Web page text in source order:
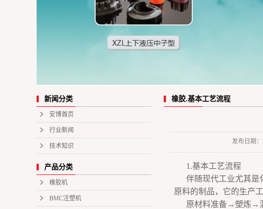
新闻分类
安博首页
行业新闻
技术知识
产品分类
橡胶机
BMC注塑机
橡胶.基本工艺流程
发布日期：
1.基本工艺流程
伴随现代工业尤其是
原料的制品，它的生产
原材料准备→塑炼